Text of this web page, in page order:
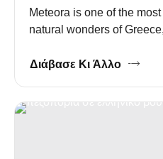
Meteora is one of the
natural wonders of
Διάβασε Κι Άλλο